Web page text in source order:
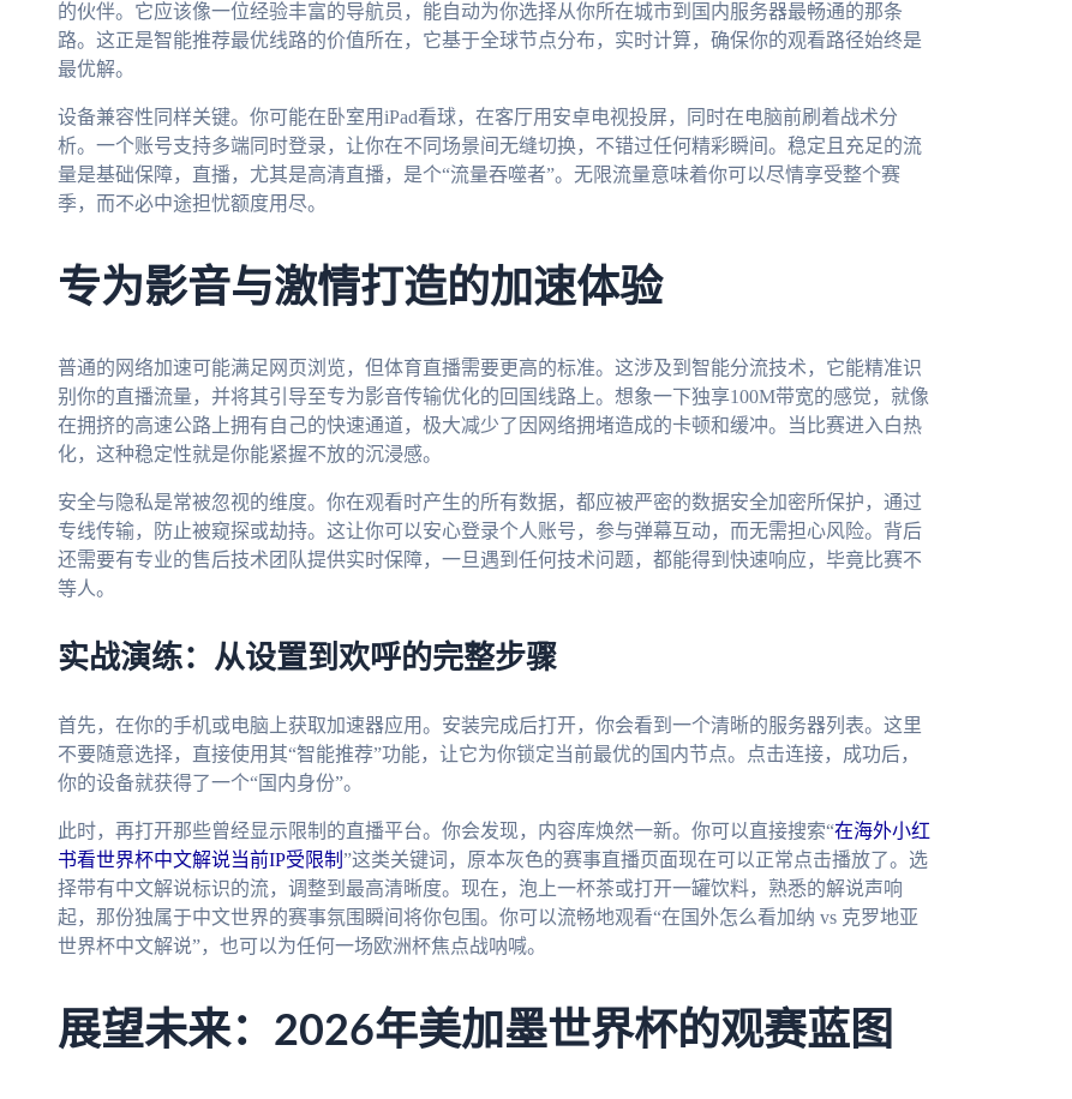
的伙伴。它应该像一位经验丰富的导航员，能自动为你选择从你所在城市到国内服务器最畅通的那条
路。这正是智能推荐最优线路的价值所在，它基于全球节点分布，实时计算，确保你的观看路径始终是
最优解。
设备兼容性同样关键。你可能在卧室用iPad看球，在客厅用安卓电视投屏，同时在电脑前刷着战术分
析。一个账号支持多端同时登录，让你在不同场景间无缝切换，不错过任何精彩瞬间。稳定且充足的流
量是基础保障，直播，尤其是高清直播，是个“流量吞噬者”。无限流量意味着你可以尽情享受整个赛
季，而不必中途担忧额度用尽。
专为影音与激情打造的加速体验
普通的网络加速可能满足网页浏览，但体育直播需要更高的标准。这涉及到智能分流技术，它能精准识
别你的直播流量，并将其引导至专为影音传输优化的回国线路上。想象一下独享100M带宽的感觉，就像
在拥挤的高速公路上拥有自己的快速通道，极大减少了因网络拥堵造成的卡顿和缓冲。当比赛进入白热
化，这种稳定性就是你能紧握不放的沉浸感。
安全与隐私是常被忽视的维度。你在观看时产生的所有数据，都应被严密的数据安全加密所保护，通过
专线传输，防止被窥探或劫持。这让你可以安心登录个人账号，参与弹幕互动，而无需担心风险。背后
还需要有专业的售后技术团队提供实时保障，一旦遇到任何技术问题，都能得到快速响应，毕竟比赛不
等人。
实战演练：从设置到欢呼的完整步骤
首先，在你的手机或电脑上获取加速器应用。安装完成后打开，你会看到一个清晰的服务器列表。这里
不要随意选择，直接使用其“智能推荐”功能，让它为你锁定当前最优的国内节点。点击连接，成功后，
你的设备就获得了一个“国内身份”。
此时，再打开那些曾经显示限制的直播平台。你会发现，内容库焕然一新。你可以直接搜索“在海外小红
书看世界杯中文解说当前IP受限制 ”这类关键词，原本灰色的赛事直播页面现在可以正常点击播放了。选
择带有中文解说标识的流，调整到最高清晰度。现在，泡上一杯茶或打开一罐饮料，熟悉的解说声响
起，那份独属于中文世界的赛事氛围瞬间将你包围。你可以流畅地观看“在国外怎么看加纳 vs 克罗地亚
世界杯中文解说”，也可以为任何一场欧洲杯焦点战呐喊。
展望未来：2026年美加墨世界杯的观赛蓝图